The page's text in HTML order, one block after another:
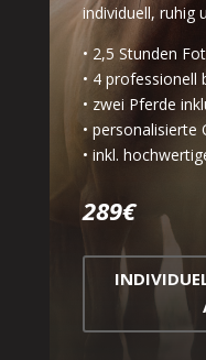
individuell, ruhig
• 2,5 Stunden
• 4 professionell
• zwei Pferde
• personalisierte
• inkl.
289€